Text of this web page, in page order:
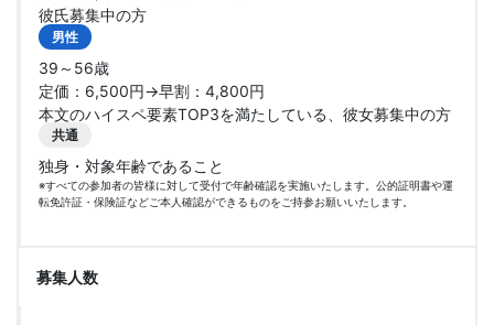
彼氏募集中の方
男性
39～56歳
定価：6,500円→早割：4,800円
本文のハイスペ要素TOP3を満たしている、彼女募集中の方
共通
独身・対象年齢であること
※すべての参加者の皆様に対して受付で年齢確認を実施いたします。公的証明書や運
転免許証・保険証などご本人確認ができるものをご持参お願いいたします。
募集人数